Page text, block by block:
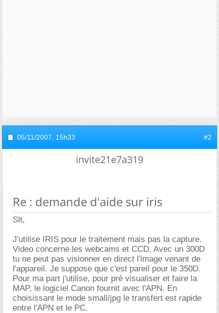
05/11/2007, 15h33 #2
invite21e7a319
Re : demande d'aide sur iris
Slt,
J'utilise IRIS pour le traitement mais pas la capture.
Video concerne les webcams et CCD. Avec un 300D
tu ne peut pas visionner en direct l'image venant de
l'appareil. Je suppose que c'est pareil pour le 350D.
Pour ma part j'utilise, pour pré visualiser et faire la
MAP, le logiciel Canon fournit avec l'APN. En
choisissant le mode small/jpg le transfert est rapide
entre l'APN et le PC.